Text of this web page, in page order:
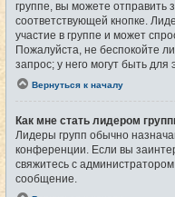
группе, вы можете отправить
соответствующей кнопке.
участие в группе и может
Пожалуйста, не беспокойте
запрос; у него могут быть для
Вернуться к началу
Как мне стать лидером
Лидеры групп обычно
конференции. Если вы
свяжитесь с
сообщение.